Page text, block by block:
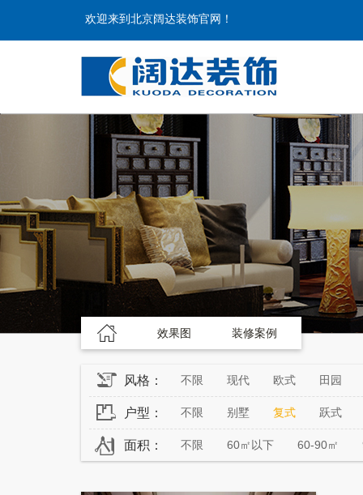
欢迎来到北京阔达装饰官网！
效果图 装修案例
风格： 不限 现代 欧式 田园
户型： 不限 别墅 复式 跃式
面积： 不限 60㎡以下 60-90㎡